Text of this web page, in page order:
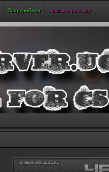
Баннеробмен Заказать рекламу